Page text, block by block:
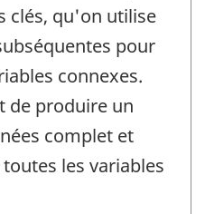
clés, qu'on utilise
pour
connexes.
de produire un
complet et
les variables